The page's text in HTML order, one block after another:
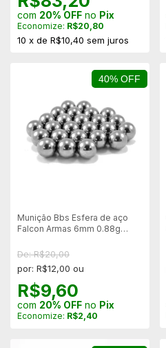
com 20% OFF no Pix
Economize: R$20,80
10 x de R$10,40 sem juros
40% OFF
Munição Bbs Esfera de aço
Falcon Armas 6mm 0.88g
De: R$20,00
por: R$12,00 ou
R$9,60
com 20% OFF no Pix
Economize: R$2,40